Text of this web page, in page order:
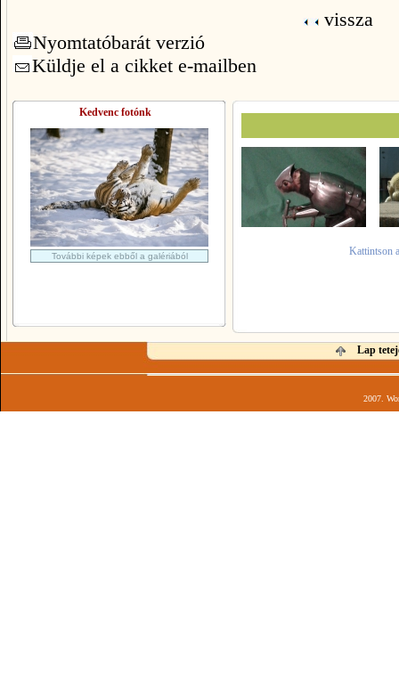
vissza
Nyomtatóbarát verzió
Küldje el a cikket e-mailben
Kedvenc fotónk
További képek ebből a galériából Kattintson
Lap
2007.